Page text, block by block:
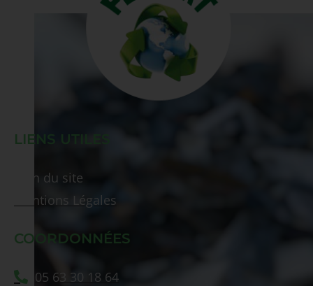
COORDONNÉES
05 63 30 18 64
LIENS UTILES
Plan du site
Mentions Légales